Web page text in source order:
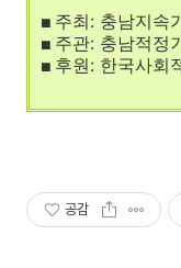
■ 주최: 충남지속
■ 주관: 충남적정
■ 후원: 한국사회
공감